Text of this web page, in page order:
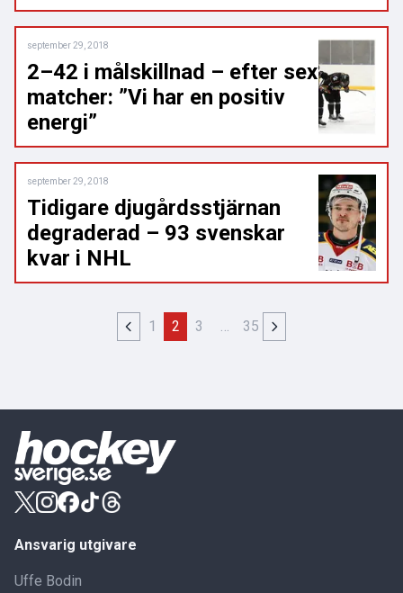
september 29, 2018
2–42 i målskillnad – efter sex
matcher: ”Vi har en positiv
energi”
september 29, 2018
Tidigare djugårdsstjärnan
degraderad – 93 svenskar
kvar i NHL
1 2 3 … 35
Ansvarig utgivare
Uffe Bodin